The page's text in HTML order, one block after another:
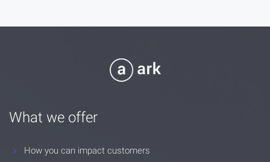
What we offer
How you can impact customers